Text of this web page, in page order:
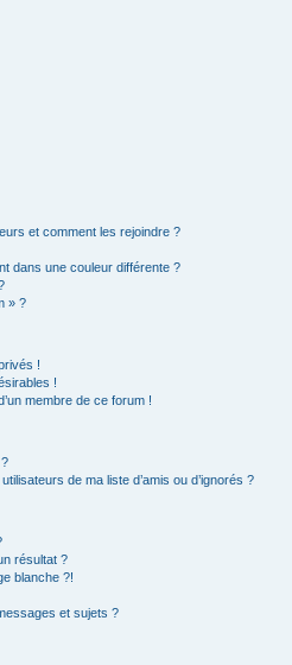
et comment les rejoindre ?
dans une couleur différente ?
» ?
!
!
membre de ce forum !
de ma liste d’amis ou d’ignorés ?
résultat ?
blanche ?!
et sujets ?